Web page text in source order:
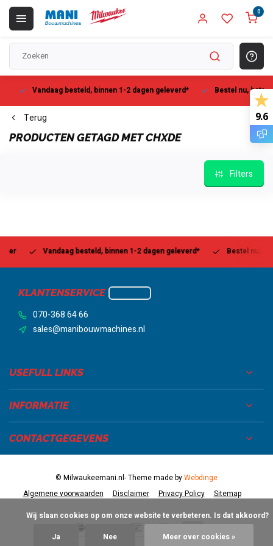
0
Vandaag besteld, binnen 1-2 dagen geleverd* Bestel nu, betaal
Terug
PRODUCTEN GETAGD MET CHXDE
Filters
Vandaag besteld, binnen 1-2 dagen geleverd* Bestel nu, betaal
KLANTENSERVICE
070-368 64 66
sales@manibouwmachines.nl
USEFULL LINKS
INFORMATIE
CONTACTGEGEVENS
Algemene voorwaarden Disclaimer Privacy Policy Sitemap
© Milwaukeemani.nl- Theme made byWebdinge
9.6
Ja Nee Meer over cookies »